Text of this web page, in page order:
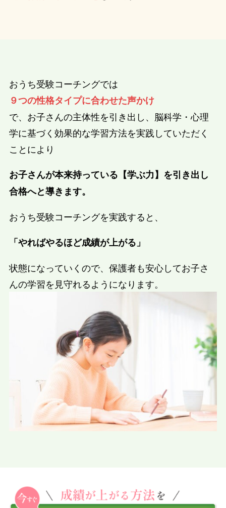
おうち受験コーチングでは
９つの性格タイプに合わせた声かけ
で、お子さんの主体性を引き出し、脳科学・心理
学に基づく効果的な学習方法を実践していただく
ことにより
お子さんが本来持っている【学ぶ力】を引き出し
合格へと導きます。
おうち受験コーチングを実践すると、
「やればやるほど成績が上がる」
状態になっていくので、保護者も安心してお子さ
んの学習を見守れるようになります。